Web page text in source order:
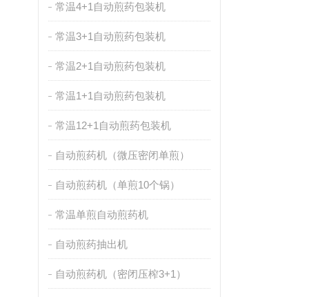
常温4+1自动煎药包装机
常温3+1自动煎药包装机
常温2+1自动煎药包装机
常温1+1自动煎药包装机
常温12+1自动煎药包装机
自动煎药机（微压密闭单煎）
自动煎药机（单煎10个锅）
常温单煎自动煎药机
自动煎药抽出机
自动煎药机（密闭压榨3+1）